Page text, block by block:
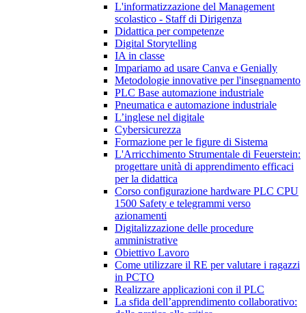
L'informatizzazione del Management
scolastico - Staff di Dirigenza
Didattica per competenze
Digital Storytelling
IA in classe
Impariamo ad usare Canva e Genially
Metodologie innovative per l'insegnamento
PLC Base automazione industriale
Pneumatica e automazione industriale
L’inglese nel digitale
Cybersicurezza
Formazione per le figure di Sistema
L'Arricchimento Strumentale di Feuerstein:
progettare unità di apprendimento efficaci
per la didattica
Corso configurazione hardware PLC CPU
1500 Safety e telegrammi verso
azionamenti
Digitalizzazione delle procedure
amministrative
Obiettivo Lavoro
Come utilizzare il RE per valutare i ragazzi
in PCTO
Realizzare applicazioni con il PLC
La sfida dell’apprendimento collaborativo: